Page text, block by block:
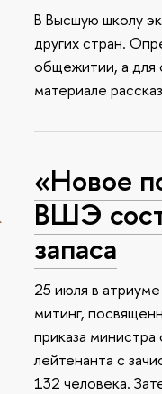
В Высшую школу
других стран.
общежитии, а для
материале
«Новое
ВШЭ
запаса
25 июля в
митинг,
приказа
лейтенанта с
132 человека.